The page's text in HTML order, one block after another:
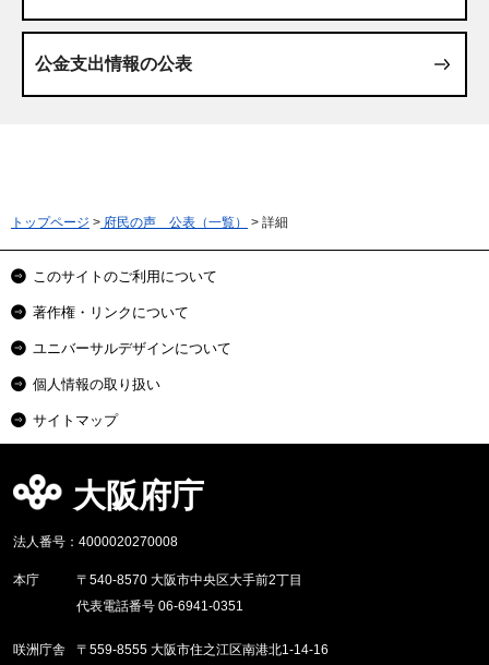
公金支出情報の公表
トップページ > 府民の声 公表（一覧） > 詳細
このサイトのご利用について
著作権・リンクについて
ユニバーサルデザインについて
個人情報の取り扱い
サイトマップ
大阪府庁
法人番号：4000020270008
本庁
〒540-8570 大阪市中央区大手前2丁目
代表電話番号 06-6941-0351
咲洲庁舎 〒559-8555 大阪市住之江区南港北1-14-16